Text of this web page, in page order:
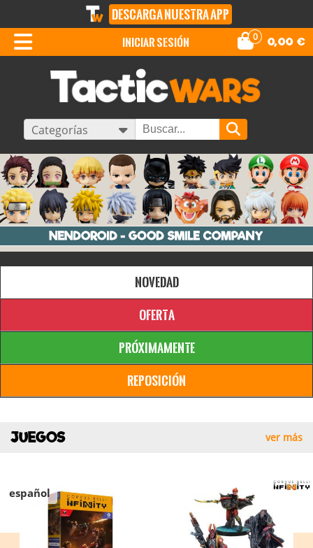
DESCARGA NUESTRA APP
0 0,00 €
iniciar sesión
Categorías
Novedad
Oferta
Próximamente
Reposición
JUEGOS ver más
español